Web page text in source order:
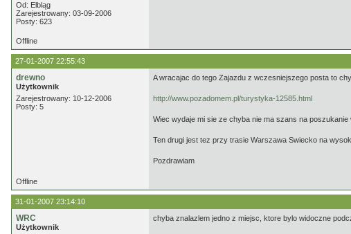
Od: Elbląg
Zarejestrowany: 03-09-2006
Posty: 623
Offline
27-01-2007 22:55:43
drewno
Użytkownik
Zarejestrowany: 10-12-2006
Posty: 5
A wracajac do tego Zajazdu z wczesniejszego posta to
http://www.pozadomem.pl/turystyka-12585.html
Wiec wydaje mi sie ze chyba nie ma szans na poszukanie
Ten drugi jest tez przy trasie Warszawa Swiecko na
Pozdrawiam
Offline
31-01-2007 23:14:10
WRC
Użytkownik
chyba znalazlem jedno z miejsc, ktore bylo widoczne